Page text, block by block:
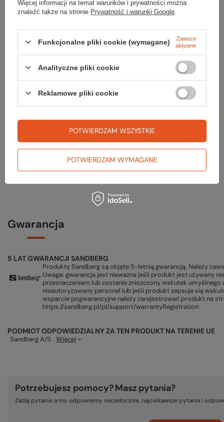
269,99 zł
Czołówka TIKKINA 300
199,99 zł
Lampka gazowa ORANGE
139,99 zł
Gwarancja
5 LAT GWARANCJI SANDBERG
Produkty Sandberg są objęte 5-letnią gwarancją. Należy
Uwaga: gwarancja jest nieważna jeśli produkt jest używany
przeznaczeniem lub zostanie zniszczony wskutek umyślnego
nieautoryzowany personel lub jeśli produkt zepsuje się
wsparcie pogwarancyjne należy zarejestrować produkt na
https://sandberg.pl/pl/support/warrantyRegistration
PODMIOT ODPOWIEDZIALNY ZA TEN PRODUKT NA TERENIE UE
Sandberg A/S Więcej
Potrzebujesz pomocy? Masz pytania?
Zadaj pytanie a my odpowiemy niezwłocznie, najciekawsze pytania i
Więcej informacji na temat warunków i prywatności można
znaleźć także na stronie Prywatność i warunki Google
Funkcjonalne pliki cookie (wymagane)
Zawsze
aktywne
Analityczne pliki cookie
Reklamowe pliki cookie
POTWIERDZAM WYMAGANE
POTWIERDZAM WSZYSTKIE